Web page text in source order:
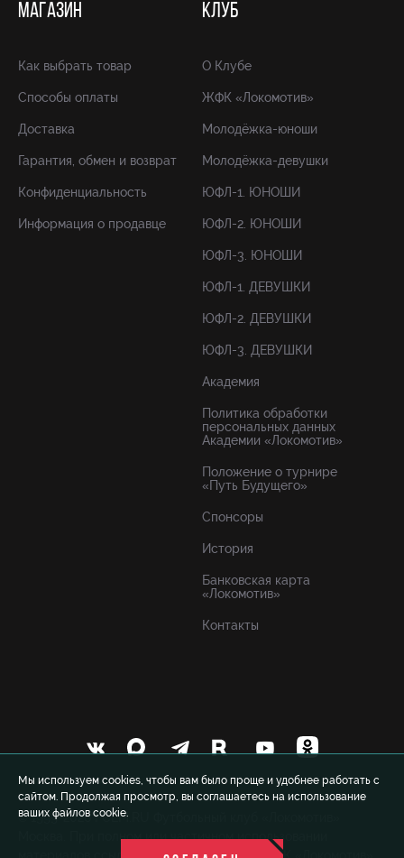
Мы используем cookies, чтобы вам было проще и удобнее работать с
сайтом. Продолжая просмотр, вы соглашаетесь на использование
ваших файлов cookie.
МАГАЗИН
Как выбрать товар
Способы оплаты
Доставка
Гарантия, обмен и возврат
Конфиденциальность
Информация о продавце
КЛУБ
О Клубе
ЖФК «Локомотив»
Молодёжка-юноши
Молодёжка-девушки
ЮФЛ-1. ЮНОШИ
ЮФЛ-2. ЮНОШИ
ЮФЛ-3. ЮНОШИ
ЮФЛ-1. ДЕВУШКИ
ЮФЛ-2. ДЕВУШКИ
ЮФЛ-3. ДЕВУШКИ
Академия
Политика обработки
персональных данных
Академии «Локомотив»
Положение о турнире
«Путь Будущего»
Спонсоры
История
Банковская карта
«Локомотив»
Контакты
© 1999-2026 FCLM.RU Футбольный клуб «Локомотив»
Москва. При полном или частичном использовании